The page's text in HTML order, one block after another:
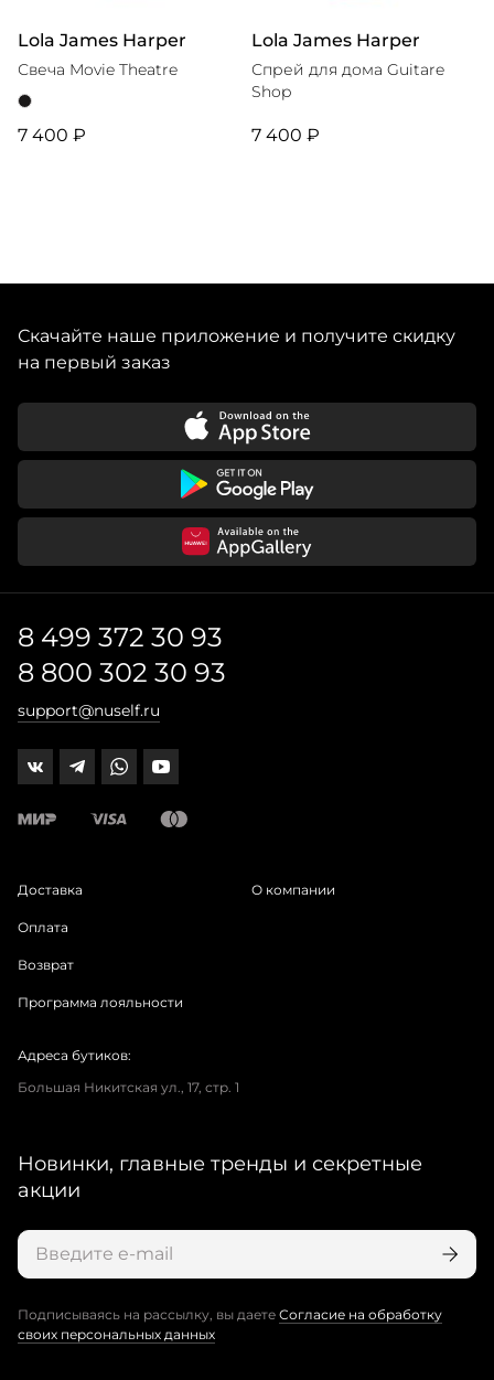
Lola James Harper
Свеча Movie Theatre
7 400 ₽
Lola James Harper
Спрей для дома Guitare
Shop
7 400 ₽
Скачайте наше приложение и получите скидку
на первый заказ
8 499 372 30 93
8 800 302 30 93
support@nuself.ru
Доставка
Оплата
Возврат
Программа лояльности
О компании
Адреса бутиков:
Большая Никитская ул., 17, стр. 1
Новинки, главные тренды и секретные
акции
Подписываясь на рассылку, вы даете Согласие на обработку
своих персональных данных